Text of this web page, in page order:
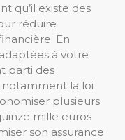
qu’il existe des
réduire
En
à votre
parti des
notamment la loi
plusieurs
mille euros
son assurance